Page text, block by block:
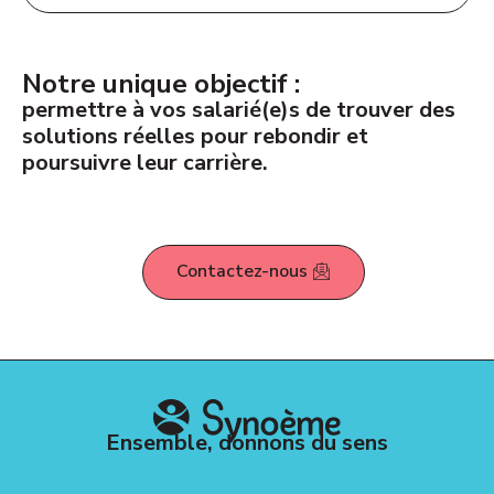
Notre unique objectif :
permettre à vos salarié(e)s de trouver des
solutions réelles pour rebondir et
poursuivre leur carrière.
Contactez-nous
Ensemble, donnons du sens